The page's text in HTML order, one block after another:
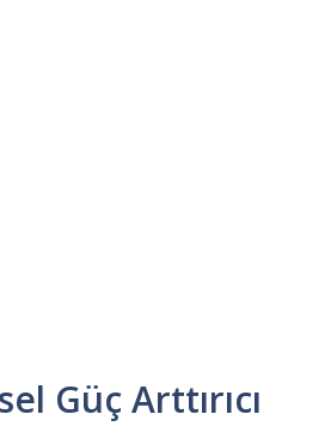
Güç Arttırıcı